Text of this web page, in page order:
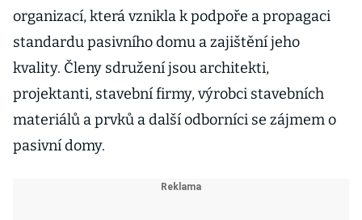
organizací, která vznikla k podpoře a propagaci
standardu pasivního domu a zajištění jeho
kvality. Členy sdružení jsou architekti,
projektanti, stavební firmy, výrobci stavebních
materiálů a prvků a další odborníci se zájmem o
pasivní domy.